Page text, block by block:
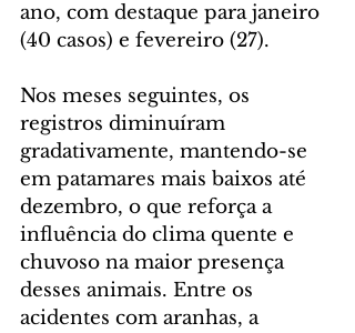
ano, com destaque para janeiro
(40 casos) e fevereiro (27).
Nos meses seguintes, os
registros diminuíram
gradativamente, mantendo-se
em patamares mais baixos até
dezembro, o que reforça a
influência do clima quente e
chuvoso na maior presença
desses animais. Entre os
acidentes com aranhas, a